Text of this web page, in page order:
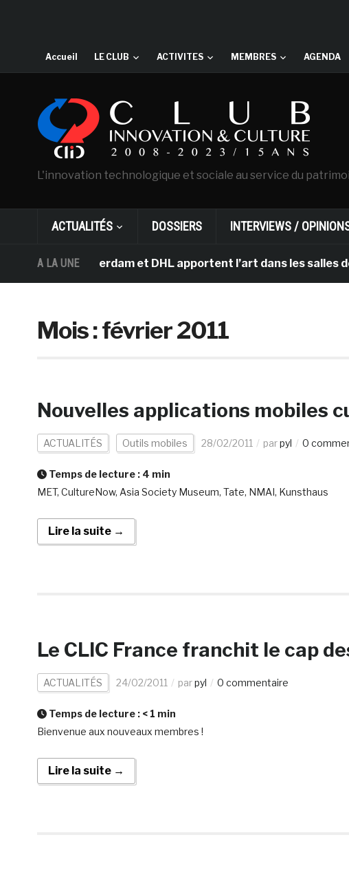
Accueil LE CLUB ACTIVITES MEMBRES AGENDA
L'innovation technologique et sociale au service du
ACTUALITÉS DOSSIERS INTERVIEWS /
A LA UNE
d’Amsterdam et DHL apportent l’art dans les salles de
Mois :février 2011
Nouvelles applications mobiles
ACTUALITÉS Outils mobiles 28/02/2011 parpyl 0
Temps de lecture : 4 min
MET, CultureNow, Asia Society Museum, Tate, NMAI, Kunsthaus
Lire la suite →
Le CLIC France franchit le cap
ACTUALITÉS 24/02/2011 parpyl 0 commentaire
Temps de lecture : < 1 min
Bienvenue aux nouveaux membres !
Lire la suite →